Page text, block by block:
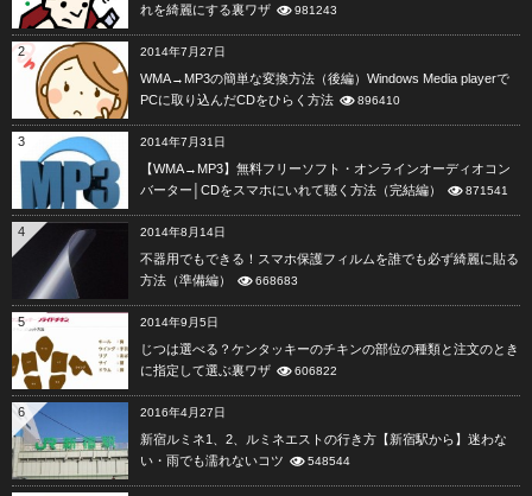
れを綺麗にする裏ワザ
981243
2 2014年7月27日
WMA→MP3の簡単な変換方法（後編）Windows Media playerで
PCに取り込んだCDをひらく方法
896410
3 2014年7月31日
【WMA→MP3】無料フリーソフト・オンラインオーディオコン
バーター│CDをスマホにいれて聴く方法（完結編）
871541
4 2014年8月14日
不器用でもできる！スマホ保護フィルムを誰でも必ず綺麗に貼る
方法（準備編）
668683
5 2014年9月5日
じつは選べる？ケンタッキーのチキンの部位の種類と注文のとき
に指定して選ぶ裏ワザ
606822
6 2016年4月27日
新宿ルミネ1、2、ルミネエストの行き方【新宿駅から】迷わな
い・雨でも濡れないコツ
548544